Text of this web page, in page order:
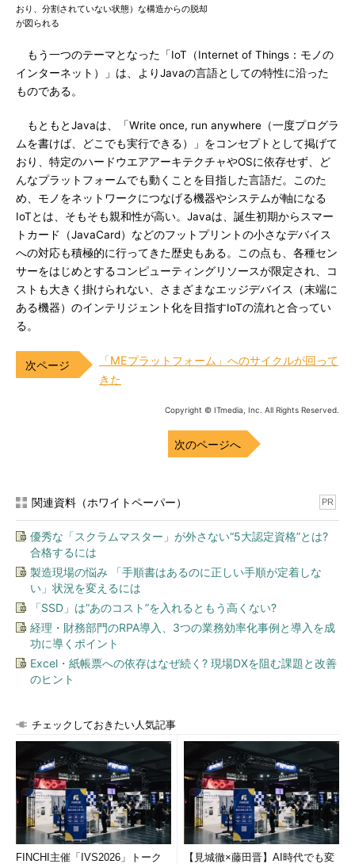
おり、分割されていない状態）な構造からの脱却
が図られる
もう一つのテーマとなった「IoT（Internet of Things：モノの
インターネット）」は、よりJavaの言語としての特性に沿った
ものである。
もともとJavaは、「Write once, run anywhere（一度プログラ
ムを書けば、どこでも実行できる）」をコンセプトとして掲げて
おり、特定のハードウエアアーキテクチャやOSに依存せず、ど
んなプラットフォームでも動くことを目指した言語だ。このた
め、モノをネットワークにつなげる機器やシステムが軸になる
IoTとは、そもそも親和性が高い。Javaは、誕生初期からスマー
トカード（JavaCard）などのフットプリントの小さなデバイス
への対応も積極的に行ってきた歴史もある。この点も、各種セン
サーをはじめとするコンピューティングリソースが限定され、コ
ストも大きく掛けられない、さまざまなエッジデバイス（末端に
ある機器）のインテリジェント化を目指すIoTの流れと合ってい
る。
「MEプラットフォーム」へのサイクルが回って
きた
Copyright © ITmedia, Inc. All Rights Reserved.
次のページへ
関連資料（ホワイトペーパー） PR
優秀な「スクラムマスター」が外さない“5大認定資格”とは?
合格するには
製造現場の悩み 「手順書はあるのに正しい手順が定着しな
い」状況を変えるには
「SSD」は“あのコスト”を入れるともう高くない?
経理・財務部門のRPA導入、3つの業務効率化事例と導入を成
功に導くポイント
Excel・紙帳票への依存はなぜ続く? 現場DXを阻む課題と改善
のヒント
チェックしておきたい人気記事
FINCHI主催「IVS2026」トーク
【見城徹×藤田晋】AI時代でも変